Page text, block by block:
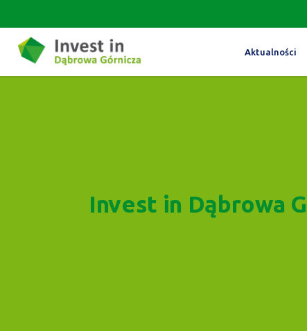
Aktualności
Invest in Dąbrowa